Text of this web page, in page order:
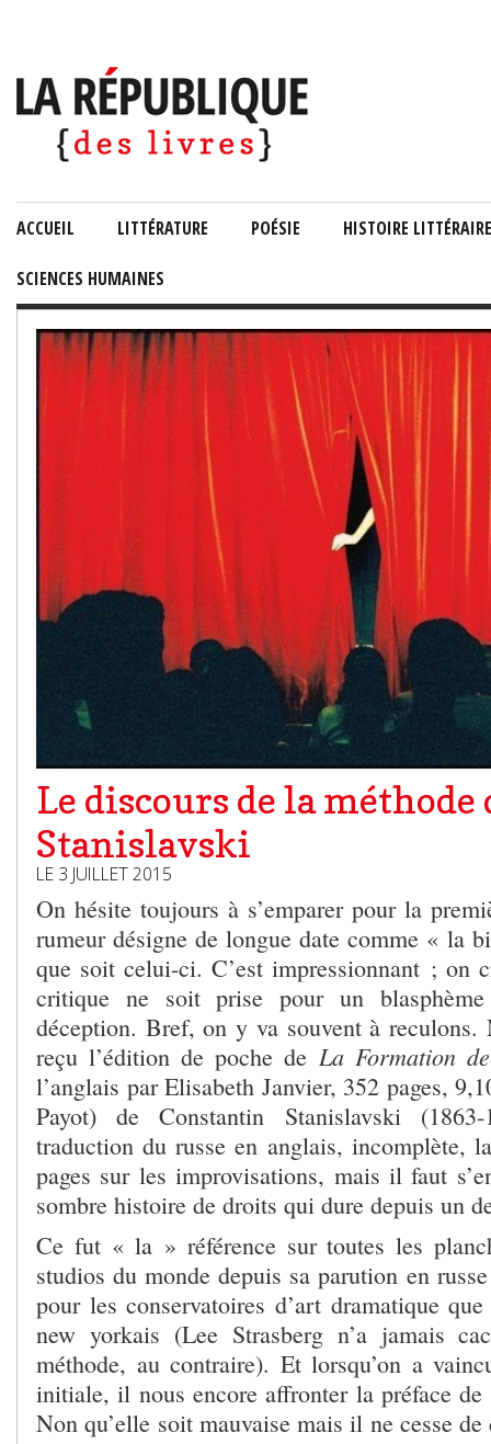
ACCUEIL LITTÉRATURE POÉSIE HISTOIRE LITTÉRAIRE
SCIENCES HUMAINES
Le discours de la méthode
Stanislavski
LE 3 JUILLET 2015
On hésite toujours à s’emparer pour la
rumeur désigne de longue date comme « la
que soit celui-ci. C’est impressionnant ; on
critique ne soit prise pour un
déception. Bref, on y va souvent à reculons.
reçu l’édition de poche de La Formation
l’anglais par Elisabeth Janvier, 352 pages,
Payot) de Constantin Stanislavski (1863-
traduction du russe en anglais, incomplète,
pages sur les improvisations, mais il faut
sombre histoire de droits qui dure depuis un
Ce fut « la » référence sur toutes les
studios du monde depuis sa parution en
pour les conservatoires d’art dramatique
new yorkais (Lee Strasberg n’a jamais
méthode, au contraire). Et lorsqu’on a
initiale, il nous encore affronter la préface
Non qu’elle soit mauvaise mais il ne cesse